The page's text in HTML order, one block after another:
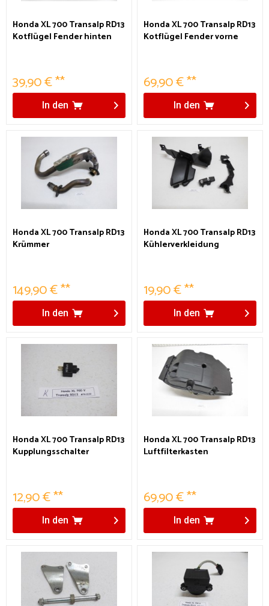
Honda XL 700 Transalp RD13
Kotflügel Fender hinten
39,90 € **
In den
Honda XL 700 Transalp RD13
Kotflügel Fender vorne
69,90 € **
In den
Honda XL 700 Transalp RD13
Krümmer
149,90 € **
In den
Honda XL 700 Transalp RD13
Kühlerverkleidung
19,90 € **
In den
Honda XL 700 Transalp RD13
Kupplungsschalter
12,90 € **
In den
Honda XL 700 Transalp RD13
Luftfilterkasten
69,90 € **
In den